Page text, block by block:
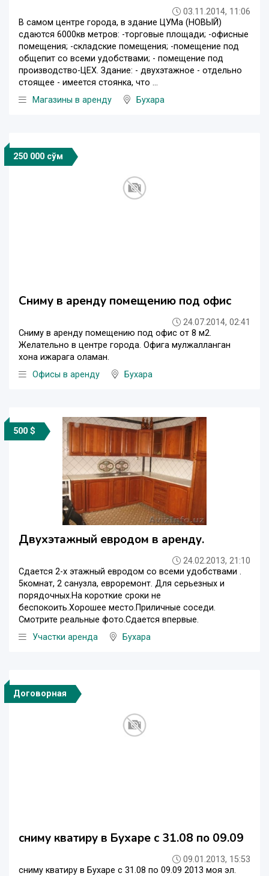
03.11.2014, 11:06
В самом центре города, в здание ЦУМа (НОВЫЙ)
сдаются 6000кв метров: -торговые площади; -офисные
помещения; -складские помещения; -помещение под
общепит со всеми удобствами; - помещение под
производство-ЦЕХ. Здание: - двухэтажное - отдельно
стоящее - имеется стоянка, что ...
Магазины в аренду
Бухара
250 000 сўм
Сниму в аренду помещению под офис
24.07.2014, 02:41
Сниму в аренду помещению под офис от 8 м2.
Желательно в центре города. Офига мулжалланган
хона ижарага оламан.
Офисы в аренду
Бухара
500 $
Двухэтажный евродом в аренду.
24.02.2013, 21:10
Сдается 2-х этажный евродом со всеми удобствами .
5комнат, 2 санузла, евроремонт. Для серьезных и
порядочных.На короткие сроки не
беспокоить.Хорошее место.Приличные соседи.
Смотрите реальные фото.Сдается впервые.
Участки аренда
Бухара
Договорная
сниму кватиру в Бухаре с 31.08 по 09.09
09.01.2013, 15:53
сниму кватиру в Бухаре с 31.08 по 09.09 2013 моя эл.